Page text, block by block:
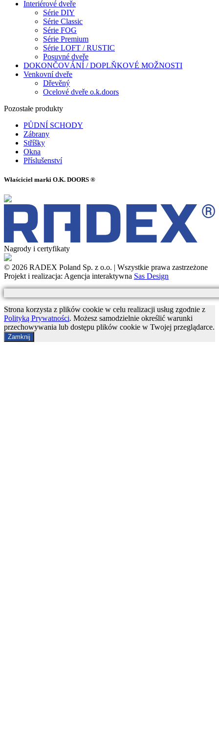
Interiérové dveře
Série DIY
Série Classic
Série FOG
Série Premium
Série LOFT / RUSTIC
Posuvné dveře
DOKONČOVÁNÍ / DOPLŇKOVÉ MOŽNOSTI
Venkovní dveře
Dřevěný
Ocelové dveře o.k.doors
Pozostałe produkty
PŮDNÍ SCHODY
Zábrany
Stříšky
Okna
Příslušenství
Właściciel marki O.K. DOORS ®
Nagrody i certyfikaty
© 2026 RADEX Poland Sp. z o.o. | Wszystkie prawa zastrzeżone
Projekt i realizacja: Agencja interaktywna Sas Design
Strona korzysta z plików cookie w celu realizacji usług zgodnie z
Polityką Prywatności. Możesz samodzielnie określić warunki
przechowywania lub dostępu plików cookie w Twojej przeglądarce.
Zamknij